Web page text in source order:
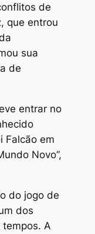
de
que entrou
sua
de
entrar no
Falcão em
Novo”,
do jogo de
dos
A